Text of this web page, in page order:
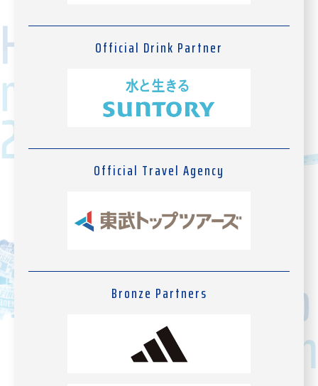
Official Drink Partner
Official Travel Agency
Bronze Partners